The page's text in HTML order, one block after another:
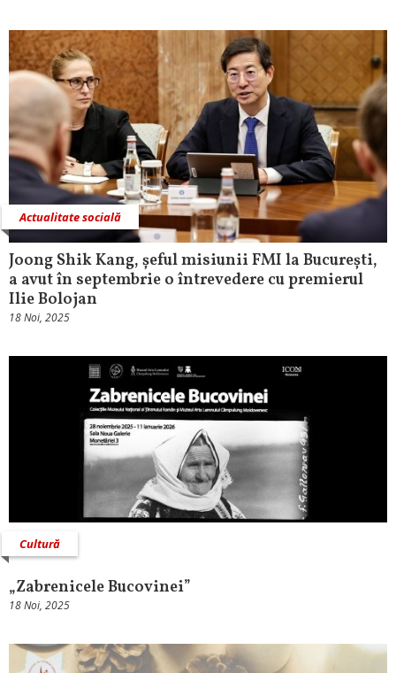
Actualitate socială
Joong Shik Kang, șeful misiunii FMI la București,
a avut în septembrie o întrevedere cu premierul
Ilie Bolojan
18 Noi, 2025
Cultură
„Zabrenicele Bucovinei”
18 Noi, 2025